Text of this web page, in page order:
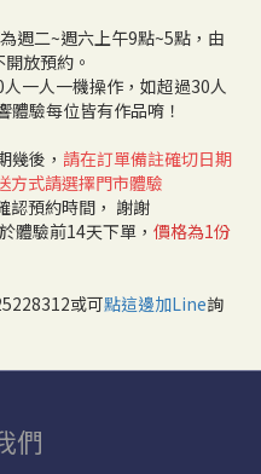
週二~週六上午9點~5點，由
放預約。
一人一機操作，如超過30人
體驗每位皆有作品唷！
幾後， 請在訂單備註確切日期
方式請選擇門市體驗
認預約時間， 謝謝
體驗前14天下單， 價格為1份
或可點這邊加Line詢
們